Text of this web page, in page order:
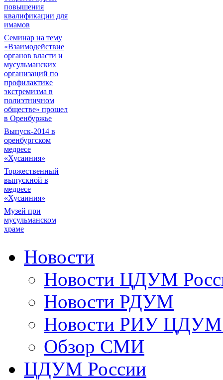
повышения
квалификации для
имамов
Семинар на тему
«Взаимодействие
органов власти и
мусульманских
организаций по
профилактике
экстремизма в
полиэтничном
обществе» прошел
в Оренбуржье
Выпуск-2014 в
оренбургском
медресе
«Хусаиния»
Торжественный
выпускной в
медресе
«Хусаиния»
Музей при
мусульманском
храме
Новости
Новости ЦДУМ
Новости РДУМ
Новости РИУ ЦДУМ
Обзор СМИ
ЦДУМ России